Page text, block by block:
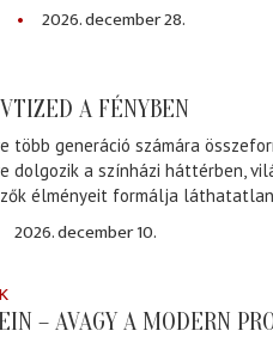
2026. december 28.
A FÉNYBEN
több generáció számára
dolgozik a színházi háttérben,
élményeit formálja
2026. december 10.
– AVAGY A MODERN